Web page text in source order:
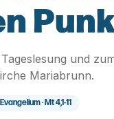
und
Mariabrunn.
Evangelium ·Mt 4,1-11